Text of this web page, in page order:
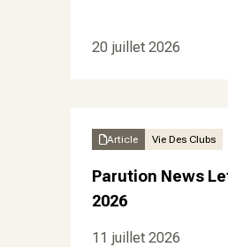
20 juillet 2026
Article Vie Des Clubs
Parution News
2026
11 juillet 2026